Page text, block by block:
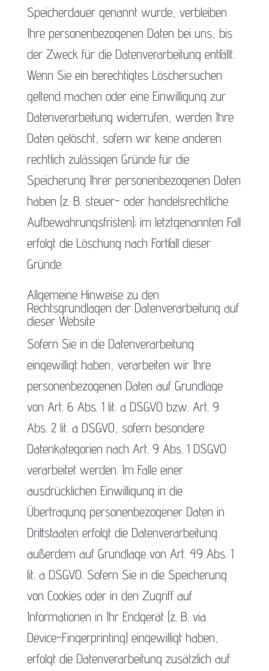
Speicherdauer genannt wurde, verbleiben
Ihre personenbezogenen Daten bei uns, bis
der Zweck für die Datenverarbeitung entfällt.
Wenn Sie ein berechtigtes Löschersuchen
geltend machen oder eine Einwilligung zur
Datenverarbeitung widerrufen, werden Ihre
Daten gelöscht, sofern wir keine anderen
rechtlich zulässigen Gründe für die
Speicherung Ihrer personenbezogenen Daten
haben (z. B. steuer- oder handelsrechtliche
Aufbewahrungsfristen); im letztgenannten Fall
erfolgt die Löschung nach Fortfall dieser
Gründe.
Allgemeine Hinweise zu den
Rechtsgrundlagen der Datenverarbeitung auf
dieser Website
Sofern Sie in die Datenverarbeitung
eingewilligt haben, verarbeiten wir Ihre
personenbezogenen Daten auf Grundlage
von Art. 6 Abs. 1 lit. a DSGVO bzw. Art. 9
Abs. 2 lit. a DSGVO, sofern besondere
Datenkategorien nach Art. 9 Abs. 1 DSGVO
verarbeitet werden. Im Falle einer
ausdrücklichen Einwilligung in die
Übertragung personenbezogener Daten in
Drittstaaten erfolgt die Datenverarbeitung
außerdem auf Grundlage von Art. 49 Abs. 1
lit. a DSGVO. Sofern Sie in die Speicherung
von Cookies oder in den Zugriff auf
Informationen in Ihr Endgerät (z. B. via
Device-Fingerprinting) eingewilligt haben,
erfolgt die Datenverarbeitung zusätzlich auf